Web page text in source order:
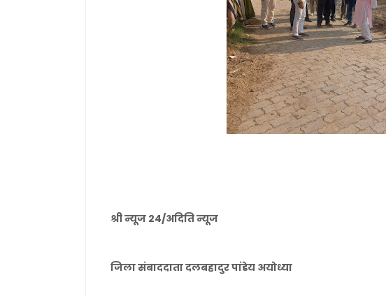
श्री न्यूज 24/अदिति न्यूज
जिला संबाददाता दलबहादुर पांडेय अयोध्या